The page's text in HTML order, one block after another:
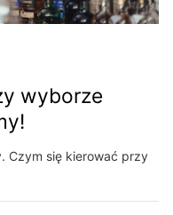
wyborze
Czym się kierować przy